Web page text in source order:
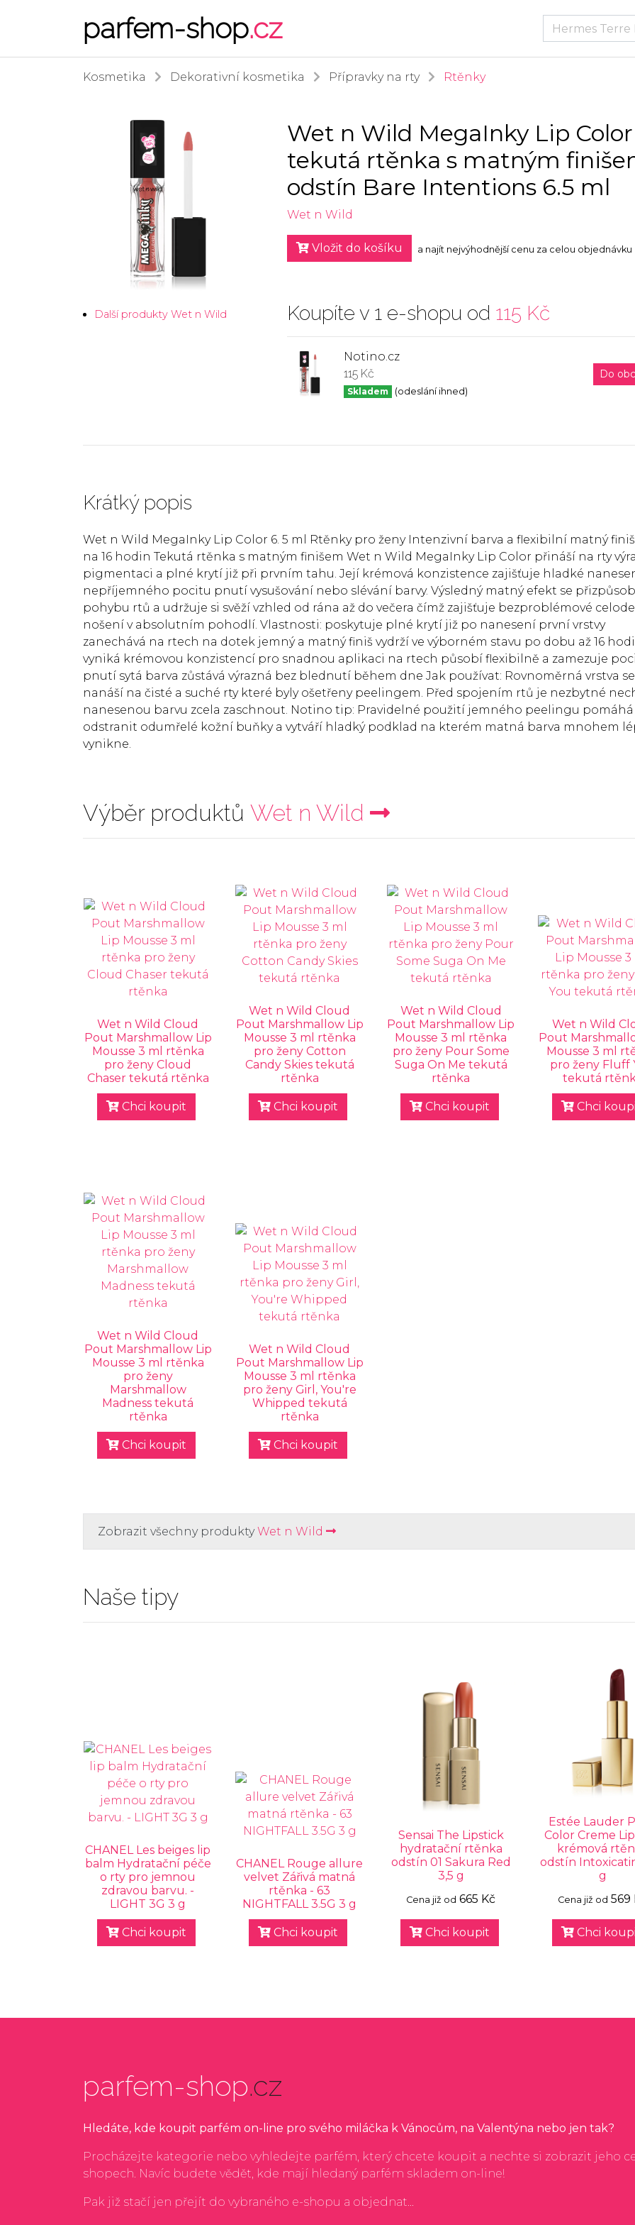
parfem-shop.cz
Kosmetika Dekorativní kosmetika Přípravky na rty Rtěnky
Další produkty Wet n Wild
Wet n Wild MegaInky Lip Color
tekutá rtěnka s matným
odstín Bare Intentions 6.5 ml
Wet n Wild
Vložit do košíku a najít nejvýhodnější cenu za celou objednávku
Koupíte v 1 e-shopu od 115 Kč
Notino.cz
115 Kč
Skladem (odeslání ihned)
Do
Krátký popis
Wet n Wild MegaInky Lip Color 6. 5 ml Rtěnky pro ženy Intenzivní barva a flexibilní matný
na 16 hodin Tekutá rtěnka s matným finišem Wet n Wild MegaInky Lip Color přináší na rty
pigmentaci a plné krytí již při prvním tahu. Její krémová konzistence zajišťuje hladké
nepříjemného pocitu pnutí vysušování nebo slévání barvy. Výsledný matný efekt se
pohybu rtů a udržuje si svěží vzhled od rána až do večera čímž zajišťuje bezproblémové
nošení v absolutním pohodlí. Vlastnosti: poskytuje plné krytí již po nanesení první vrstvy
zanechává na rtech na dotek jemný a matný finiš vydrží ve výborném stavu po dobu až 16
vyniká krémovou konzistencí pro snadnou aplikaci na rtech působí flexibilně a zamezuje
pnutí sytá barva zůstává výrazná bez blednutí během dne Jak používat: Rovnoměrná vrstva se
nanáší na čisté a suché rty které byly ošetřeny peelingem. Před spojením rtů je nezbytné
nanesenou barvu zcela zaschnout. Notino tip: Pravidelné použití jemného peelingu pomáhá
odstranit odumřelé kožní buňky a vytváří hladký podklad na kterém matná barva mnohem
vynikne.
Výběr produktů Wet n Wild
Wet n Wild Cloud
Pout Marshmallow Lip
Mousse 3 ml rtěnka
pro ženy Cloud
Chaser tekutá rtěnka
Chci koupit
Wet n Wild Cloud
Pout Marshmallow Lip
Mousse 3 ml rtěnka
pro ženy Cotton
Candy Skies tekutá
rtěnka
Chci koupit
Wet n Wild Cloud
Pout Marshmallow Lip
Mousse 3 ml rtěnka
pro ženy Pour Some
Suga On Me tekutá
rtěnka
Chci koupit
Wet n Wild
Pout
Mousse 3 ml
pro ženy Fluff
tekutá
Chci
Wet n Wild Cloud
Pout Marshmallow Lip
Mousse 3 ml rtěnka
pro ženy
Marshmallow
Madness tekutá
rtěnka
Chci koupit
Wet n Wild Cloud
Pout Marshmallow Lip
Mousse 3 ml rtěnka
pro ženy Girl, You're
Whipped tekutá
rtěnka
Chci koupit
Zobrazit všechny produktyWet n Wild
Naše tipy
CHANEL Les beiges lip
balm Hydratační péče
o rty pro jemnou
zdravou barvu. -
LIGHT 3G 3 g
Chci koupit
CHANEL Rouge allure
velvet Zářivá matná
rtěnka - 63
NIGHTFALL 3.5G 3 g
Chci koupit
Sensai The Lipstick
hydratační rtěnka
odstín 01 Sakura Red
3,5 g
Cena již od 665 Kč
Chci koupit
Estée Lauder
Color Creme
krémová
odstín
g
Cena již od 569
Chci
parfem-shop.cz
Hledáte, kde koupit parfém on-line pro svého miláčka k Vánocům, na Valentýna nebo jen tak?
Procházejte kategorie nebo vyhledejte parfém, který chcete koupit a nechte si zobrazit jeho
shopech. Navíc budete vědět, kde mají hledaný parfém skladem on-line!
Pak již stačí jen přejít do vybraného e-shopu a objednat...